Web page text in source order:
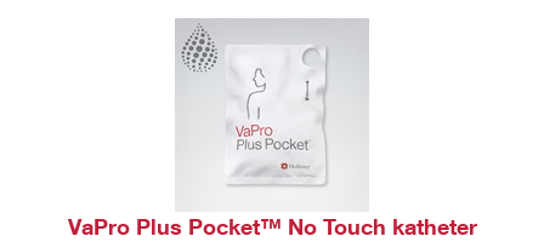
VaPro Plus Pocket™ No Touch katheter